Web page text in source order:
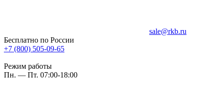
sale@rkb.ru
Бесплатно по России
+7 (800) 505-09-65
Режим работы
Пн. — Пт. 07:00-18:00